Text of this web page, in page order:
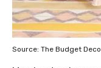
Source: The Budget